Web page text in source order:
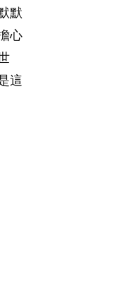
默
心
這
得
...